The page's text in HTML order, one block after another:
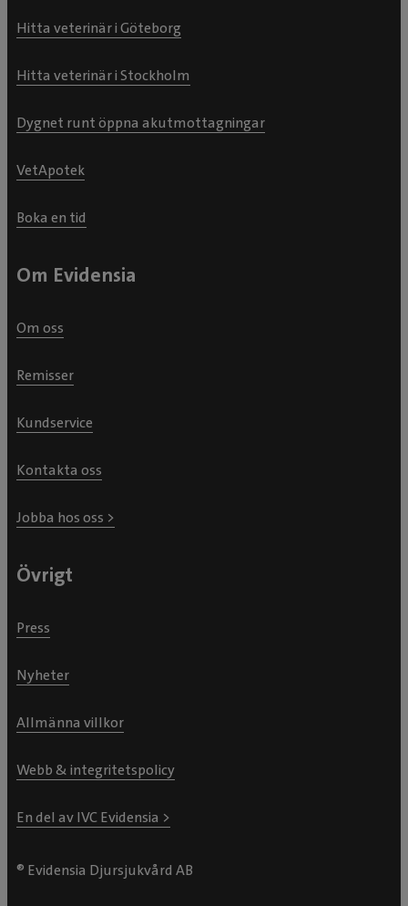
Hitta veterinär i Göteborg
Hitta veterinär i Stockholm
Dygnet runt öppna akutmottagningar
VetApotek
Boka en tid
Om Evidensia
Om oss
Remisser
Kundservice
Kontakta oss
Jobba hos oss >
Övrigt
Press
Nyheter
Allmänna villkor
Webb & integritetspolicy
En del av IVC Evidensia >
® Evidensia Djursjukvård AB